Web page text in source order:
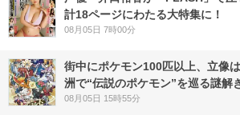
計18ページにわたる大特集に！
08月05日 7時00分
街中にポケモン100匹以上、立像
洲で“伝説のポケモン”を巡る謎解
08月05日 15時55分